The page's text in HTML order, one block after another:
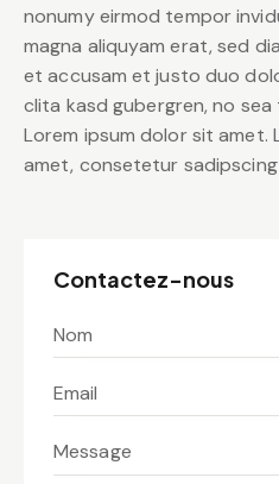
nonumy eirmod tempor
magna aliquyam erat, sed
et accusam et justo duo
clita kasd gubergren, no
Lorem ipsum dolor sit amet.
amet, consetetur sadipscing
Contactez-nous